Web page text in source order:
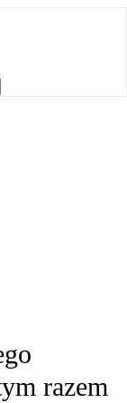
razem